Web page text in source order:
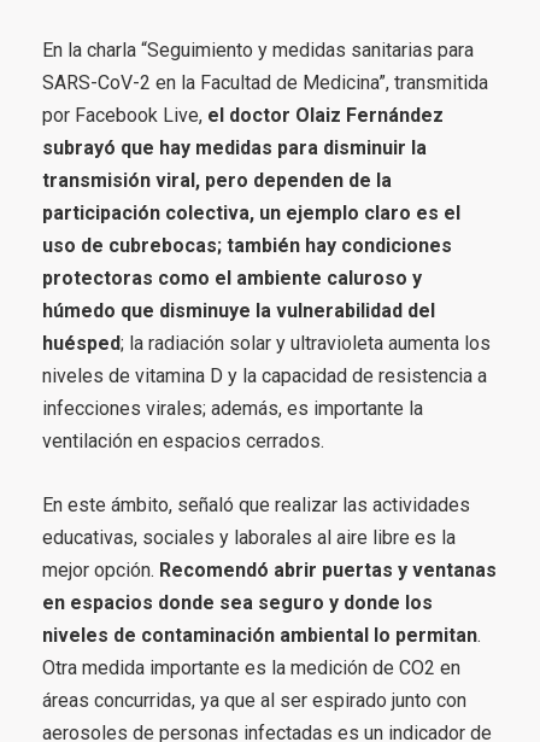
En la charla “Seguimiento y medidas sanitarias para
SARS-CoV-2 en la Facultad de Medicina”, transmitida
por Facebook Live, el doctor Olaiz Fernández
subrayó que hay medidas para disminuir la
transmisión viral, pero dependen de la
participación colectiva, un ejemplo claro es el
uso de cubrebocas; también hay condiciones
protectoras como el ambiente caluroso y
húmedo que disminuye la vulnerabilidad del
huésped; la radiación solar y ultravioleta aumenta los
niveles de vitamina D y la capacidad de resistencia a
infecciones virales; además, es importante la
ventilación en espacios cerrados.
En este ámbito, señaló que realizar las actividades
educativas, sociales y laborales al aire libre es la
mejor opción. Recomendó abrir puertas y ventanas
en espacios donde sea seguro y donde los
niveles de contaminación ambiental lo permitan.
Otra medida importante es la medición de CO2 en
áreas concurridas, ya que al ser espirado junto con
aerosoles de personas infectadas es un indicador de